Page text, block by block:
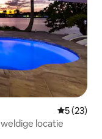
5 (23)
locatie